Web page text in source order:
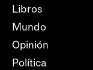
Libros
Mundo
Opinión
Política